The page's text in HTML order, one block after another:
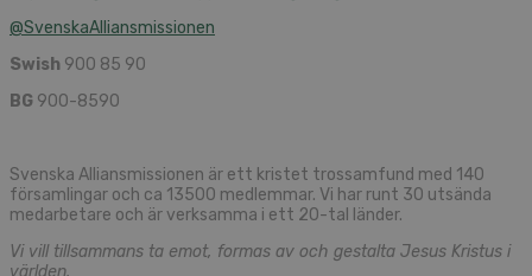
@SvenskaAlliansmissionen
Swish 900 85 90
BG 900-8590
Svenska Alliansmissionen är ett kristet trossamfund med 140
församlingar och ca 13500 medlemmar. Vi har runt 30 utsända
medarbetare och är verksamma i ett 20-tal länder.
Vi vill tillsammans ta emot, formas av och gestalta Jesus Kristus i
världen.